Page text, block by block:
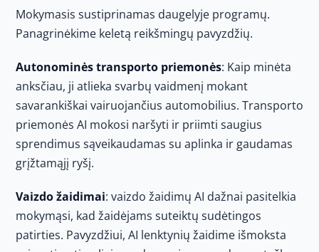
Mokymasis sustiprinamas daugelyje programų.
Panagrinėkime keletą reikšmingų pavyzdžių.
Autonominės transporto priemonės: Kaip minėta
anksčiau, ji atlieka svarbų vaidmenį mokant
savarankiškai vairuojančius automobilius. Transporto
priemonės AI mokosi naršyti ir priimti saugius
sprendimus sąveikaudamas su aplinka ir gaudamas
grįžtamąjį ryšį.
Vaizdo žaidimai: vaizdo žaidimų AI dažnai pasitelkia
mokymąsi, kad žaidėjams suteiktų sudėtingos
patirties. Pavyzdžiui, AI lenktynių žaidime išmoksta